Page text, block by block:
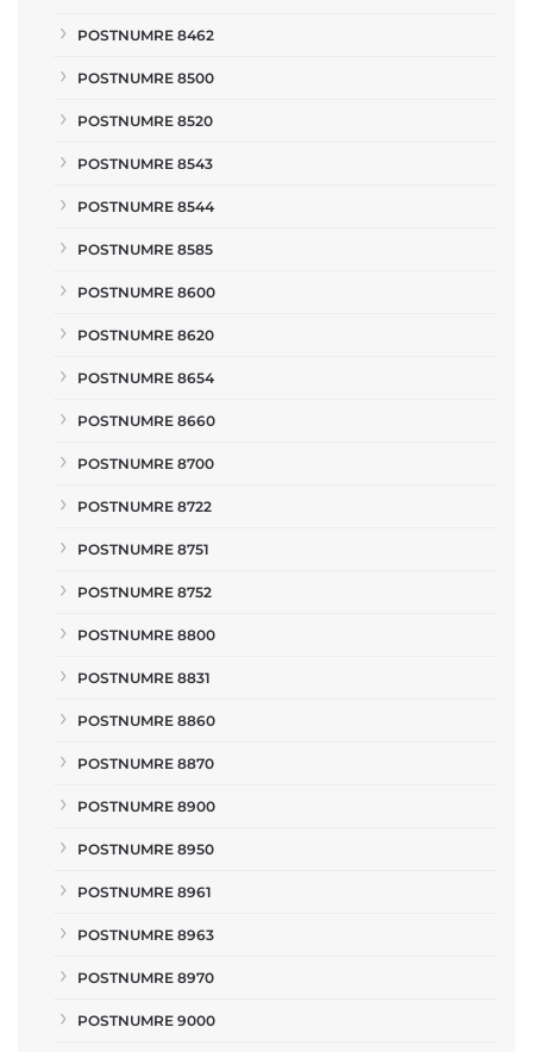
POSTNUMRE 8462
POSTNUMRE 8500
POSTNUMRE 8520
POSTNUMRE 8543
POSTNUMRE 8544
POSTNUMRE 8585
POSTNUMRE 8600
POSTNUMRE 8620
POSTNUMRE 8654
POSTNUMRE 8660
POSTNUMRE 8700
POSTNUMRE 8722
POSTNUMRE 8751
POSTNUMRE 8752
POSTNUMRE 8800
POSTNUMRE 8831
POSTNUMRE 8860
POSTNUMRE 8870
POSTNUMRE 8900
POSTNUMRE 8950
POSTNUMRE 8961
POSTNUMRE 8963
POSTNUMRE 8970
POSTNUMRE 9000